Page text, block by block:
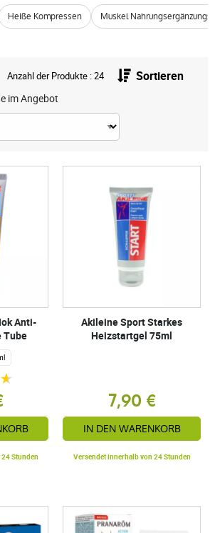
Heiße Kompressen Muskel
Anzahl der Produkte : 24 Sortieren
im Angebot
Anti-
Tube
Stunden
Akileine Sport Starkes
Heizstartgel 75ml
7,90 €
IN DEN WARENKORB
Versendet innerhalb von 24 Stunden